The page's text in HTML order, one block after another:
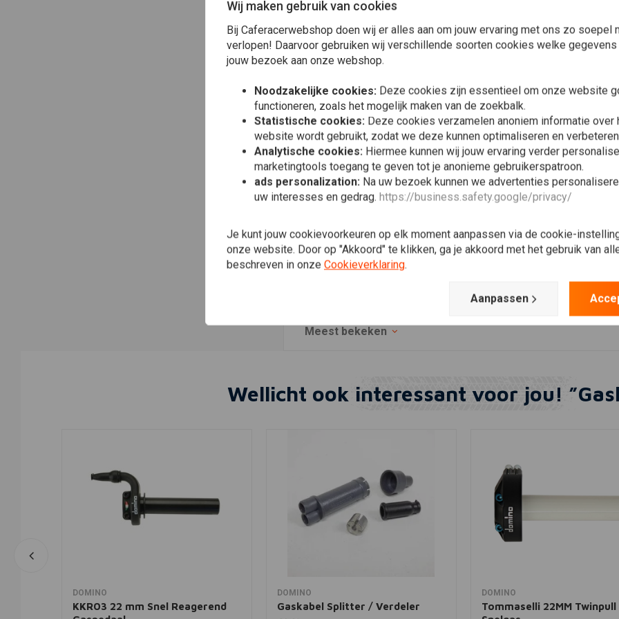
Verlanglijst Verlanglijst
Push/pull gaskabel kort
€74,10
Verlanglijst
Meest bekeken
Wellicht ook interessant voor jou!
DOMINO
KKR03 22 mm Snel Reagerend
DOMINO
Gaskabel Splitter / Verdeler
DOMINO
Tommaselli 22MM Twinpull
Wij maken gebruik van cookies
Bij Caferacerwebshop doen wij er alles aan om jouw ervaring met ons zo soepel
verlopen! Daarvoor gebruiken wij verschillende soorten cookies welke
jouw bezoek aan onze webshop.
Noodzakelijke cookies: Deze cookies zijn essentieel om onze website
functioneren, zoals het mogelijk maken van de zoekbalk.
Statistische cookies: Deze cookies verzamelen anoniem informatie over
website wordt gebruikt, zodat we deze kunnen optimaliseren en
Analytische cookies: Hiermee kunnen wij jouw ervaring verder
marketingtools toegang te geven tot je anonieme gebruikerspatroon.
ads personalization: Na uw bezoek kunnen we advertenties
uw interesses en gedrag. https://business.safety.google/privacy/
Je kunt jouw cookievoorkeuren op elk moment aanpassen via de cookie-
onze website. Door op "Akkoord" te klikken, ga je akkoord met het gebruik van
beschreven in onze Cookieverklaring.
Aanpassen